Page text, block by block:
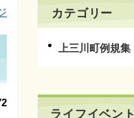
カテゴリー
上三川町例規集
ライフイベント